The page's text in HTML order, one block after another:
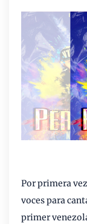
Por primera
voces para
primer